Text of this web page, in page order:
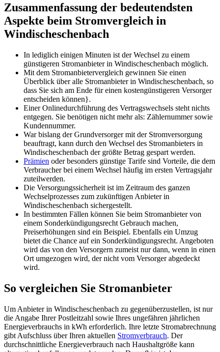
Zusammenfassung der bedeutendsten
Aspekte beim Stromvergleich in
Windischeschenbach
In lediglich einigen Minuten ist der Wechsel zu einem
günstigeren Stromanbieter in Windischeschenbach möglich.
Mit dem Stromanbietervergleich gewinnen Sie einen
Überblick über alle Stromanbieter in Windischeschenbach, so
dass Sie sich am Ende für einen kostengünstigeren Versorger
entscheiden können}.
Einer Onlinedurchführung des Vertragswechsels steht nichts
entgegen. Sie benötigen nicht mehr als: Zählernummer sowie
Kundennummer.
War bislang der Grundversorger mit der Stromversorgung
beauftragt, kann durch den Wechsel des Stromanbieters in
Windischeschenbach der größte Betrag gespart werden.
Prämien oder besonders günstige Tarife sind Vorteile, die dem
Verbraucher bei einem Wechsel häufig im ersten Vertragsjahr
zuteilwerden.
Die Versorgungssicherheit ist im Zeitraum des ganzen
Wechselprozesses zum zukünftigen Anbieter in
Windischeschenbach sichergestellt.
In bestimmten Fällen können Sie beim Stromanbieter von
einem Sonderkündigungsrecht Gebrauch machen,
Preiserhöhungen sind ein Beispiel. Ebenfalls ein Umzug
bietet die Chance auf ein Sonderkündigungsrecht. Angeboten
wird das von den Versorgern zumeist nur dann, wenn in einen
Ort umgezogen wird, der nicht vom Versorger abgedeckt
wird.
So vergleichen Sie Stromanbieter
Um Anbieter in Windischeschenbach zu gegenüberzustellen, ist nur
die Angabe Ihrer Postleitzahl sowie Ihres ungefähren jährlichen
Energieverbrauchs in kWh erforderlich. Ihre letzte Stromabrechnung
gibt Aufschluss über Ihren aktuellen Stromverbrauch. Der
durchschnittliche Energieverbrauch nach Haushaltgröße kann